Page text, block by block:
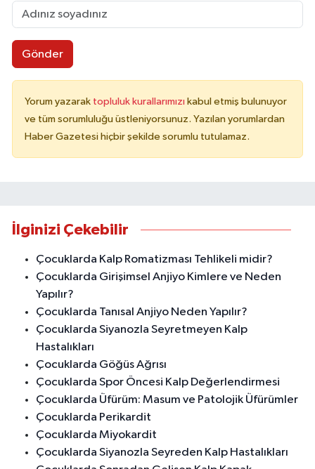
Gönder
Yorum yazarak topluluk kurallarımızı kabul etmiş bulunuyor
ve tüm sorumluluğu üstleniyorsunuz. Yazılan yorumlardan
Haber Gazetesi hiçbir şekilde sorumlu tutulamaz.
İlginizi Çekebilir
Çocuklarda Kalp Romatizması Tehlikeli midir?
Çocuklarda Girişimsel Anjiyo Kimlere ve Neden
Yapılır?
Çocuklarda Tanısal Anjiyo Neden Yapılır?
Çocuklarda Siyanozla Seyretmeyen Kalp
Hastalıkları
Çocuklarda Göğüs Ağrısı
Çocuklarda Spor Öncesi Kalp Değerlendirmesi
Çocuklarda Üfürüm: Masum ve Patolojik Üfürümler
Çocuklarda Perikardit
Çocuklarda Miyokardit
Çocuklarda Siyanozla Seyreden Kalp Hastalıkları